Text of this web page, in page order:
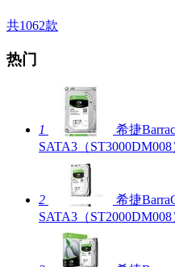
共1062款
热门
1
希捷
SATA3（ST3000DM008
2
希捷
SATA3（ST2000DM008